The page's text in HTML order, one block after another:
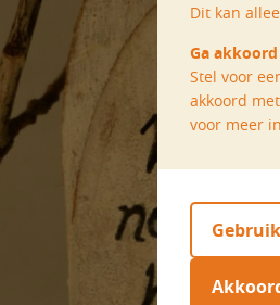
Dit kan
Ga
Stel voor
akkoord
voor meer